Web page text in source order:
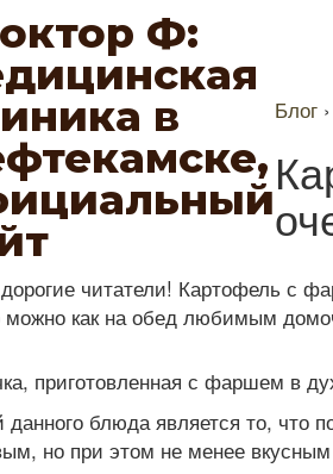
Блог ›
читатели! Картофель с
можно как на обед любимым
приготовленная с фаршем в
блюда является то, что
но при этом не менее